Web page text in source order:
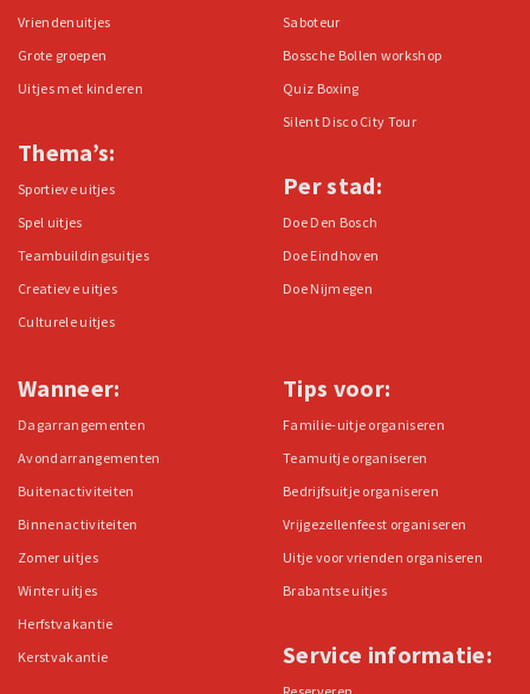
Vriendenuitjes
Grote groepen
Uitjes met kinderen
Thema’s:
Sportieve uitjes
Spel uitjes
Teambuildingsuitjes
Creatieve uitjes
Culturele uitjes
Saboteur
Bossche Bollen workshop
Quiz Boxing
Silent Disco City Tour
Per stad:
Doe Den Bosch
Doe Eindhoven
Doe Nijmegen
Wanneer:
Dagarrangementen
Avondarrangementen
Buitenactiviteiten
Binnenactiviteiten
Zomer uitjes
Winter uitjes
Herfstvakantie
Kerstvakantie
Tips voor:
Familie-uitje organiseren
Teamuitje organiseren
Bedrijfsuitje organiseren
Vrijgezellenfeest organiseren
Uitje voor vrienden organiseren
Brabantse uitjes
Service informatie: